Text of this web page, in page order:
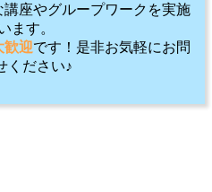
座やグループワークを実施
ます。
歓迎です！是非お気軽にお問
ください♪